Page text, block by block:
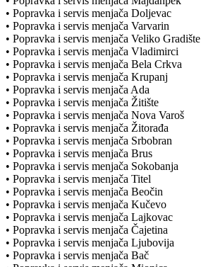
• Popravka i servis menjača Doljevac
• Popravka i servis menjača Varvarin
• Popravka i servis menjača Veliko Gradište
• Popravka i servis menjača Vladimirci
• Popravka i servis menjača Bela Crkva
• Popravka i servis menjača Krupanj
• Popravka i servis menjača Ada
• Popravka i servis menjača Žitište
• Popravka i servis menjača Nova Varoš
• Popravka i servis menjača Žitorađa
• Popravka i servis menjača Srbobran
• Popravka i servis menjača Brus
• Popravka i servis menjača Sokobanja
• Popravka i servis menjača Titel
• Popravka i servis menjača Beočin
• Popravka i servis menjača Kučevo
• Popravka i servis menjača Lajkovac
• Popravka i servis menjača Čajetina
• Popravka i servis menjača Ljubovija
• Popravka i servis menjača Bač